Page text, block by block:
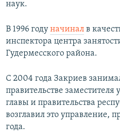
наук.
В 1996 году начинал в
инспектора центра
Гудермесского района.
С 2004 года Закриев
правительстве
главы и правительства
возглавил это управление,
года.